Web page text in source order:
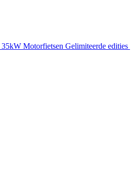
35kW Motorfietsen Gelimiteerde edities